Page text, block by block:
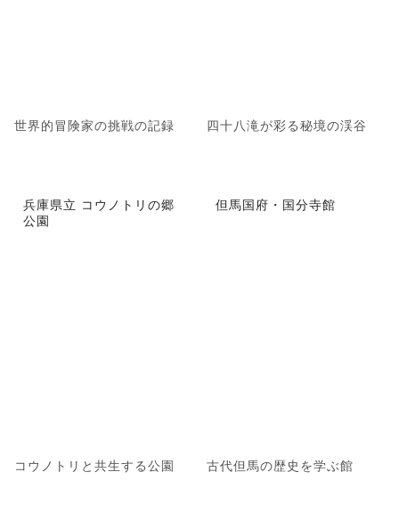
世界的冒険家の挑戦の記録 四十八滝が彩る秘境の渓谷
兵庫県立 コウノトリの郷
公園
コウノトリと共生する公園
但馬国府・国分寺館
古代但馬の歴史を学ぶ館